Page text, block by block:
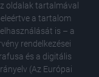
oldalak tartalmával
a tartalom
is – a
rendelkezései
és a digitális
(Az Európai